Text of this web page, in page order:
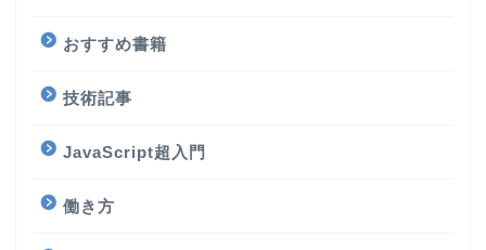
おすすめ書籍
技術記事
JavaScript超入門
働き方